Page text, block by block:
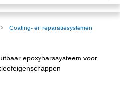
Coating- en reparatiesystemen